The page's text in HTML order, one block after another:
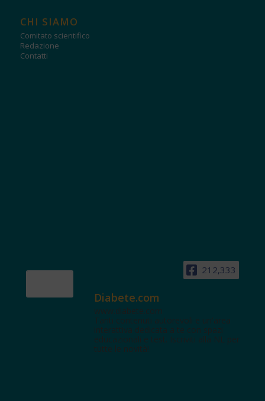
CHI SIAMO
Comitato scientifico
Redazione
Contatti
212,333
Diabete.com
www.diabete.com
Tanti contenuti autorevoli e un'area
interattiva dedicata a te con spazi
educazionali e test. Iscriviti alla NL per
tutte le novità!